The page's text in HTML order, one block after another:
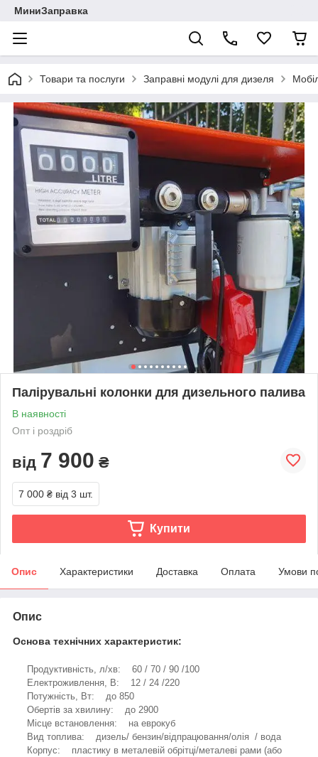
МиниЗаправка
Товари та послуги Заправні модулі для дизеля
Палірувальні колонки для дизельного палива
В наявності
Опт і роздріб
від 7 900 ₴
7 000 ₴ від 3 шт.
Купити
Опис Характеристики Доставка Оплата Умови
Опис
Основа технічних характеристик:
Продуктивність, л/хв: 60 / 70 / 90 /100
Електроживлення, В: 12 / 24 /220
Потужність, Вт: до 850
Обертів за хвилину: до 2900
Місце встановлення: на еврокуб
Вид топлива: дизель/ бензин/відпрацювання/олія / вода
Корпус: пластику в металевій обрітці/металеві рами (або